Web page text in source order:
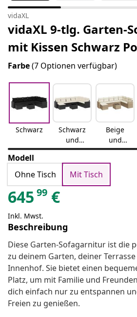
vidaXL
vidaXL 9-tlg. Garten-
mit Kissen Schwarz
Farbe(7 Optionen verfügbar)
Schwarz
Schwarz
und
Creme
Beige
und
Creme
Modell
Ohne Tisch
Mit Tisch
645 99 €
Inkl. Mwst.
Beschreibung
Diese Garten-Sofagarnitur ist die
zu deinem Garten, deiner
Innenhof. Sie bietet einen
Platz, um mit Familie und
dich einfach nur zu entspannen
Freien zu genießen.